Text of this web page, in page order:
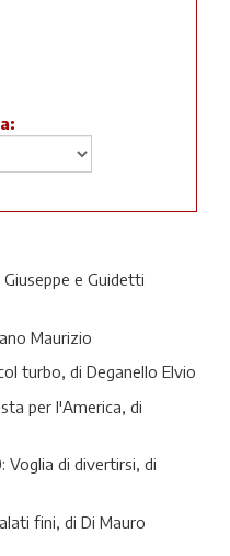
e Guidetti
Maurizio
turbo, di Deganello Elvio
per l'America, di
Voglia di divertirsi, di
fini, di Di Mauro